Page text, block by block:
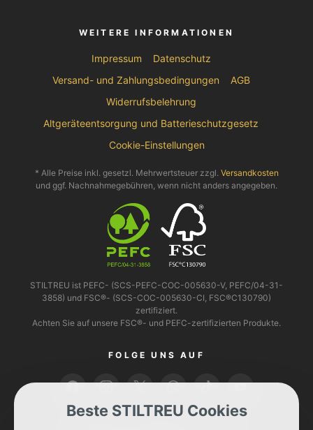
WEITERE INFORMATIONEN
Impressum
Datenschutz
Versand- und Zahlungsbedingungen
AGB
Widerrufsbelehrung
Altgeräteentsorgung und Batterieschutzgesetz
Cookie-Einstellungen
* Alle Preise inkl. gesetzl. Mehrwertsteuer zzgl. Versandkosten
und ggf. Nachnahmegebühren, wenn nicht anders angegeben.
STILTREU ist PEFC- (SCS-PEFC-COC-005630-V, PEFC/04-31-
3858) und FSC®- (SCS-COC-005630-CI, FSC®C130790)
zertifiziert.
Achten Sie auf unsere FSC®- und PEFC-zertifizierten Produkte.
FOLGE UNS AUF
Beste STILTREU Cookies